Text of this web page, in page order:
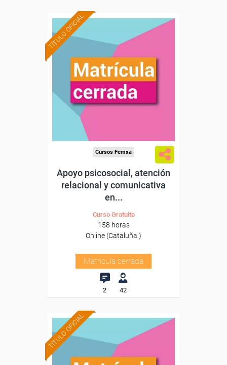
TÍTULO OFICIAL
Cursos Femxa
Apoyo psicosocial, atención
relacional y comunicativa
en...
Curso Gratuito
158 horas
Online (Cataluña )
Matrícula cerrada
2 42
TÍTULO OFICIAL